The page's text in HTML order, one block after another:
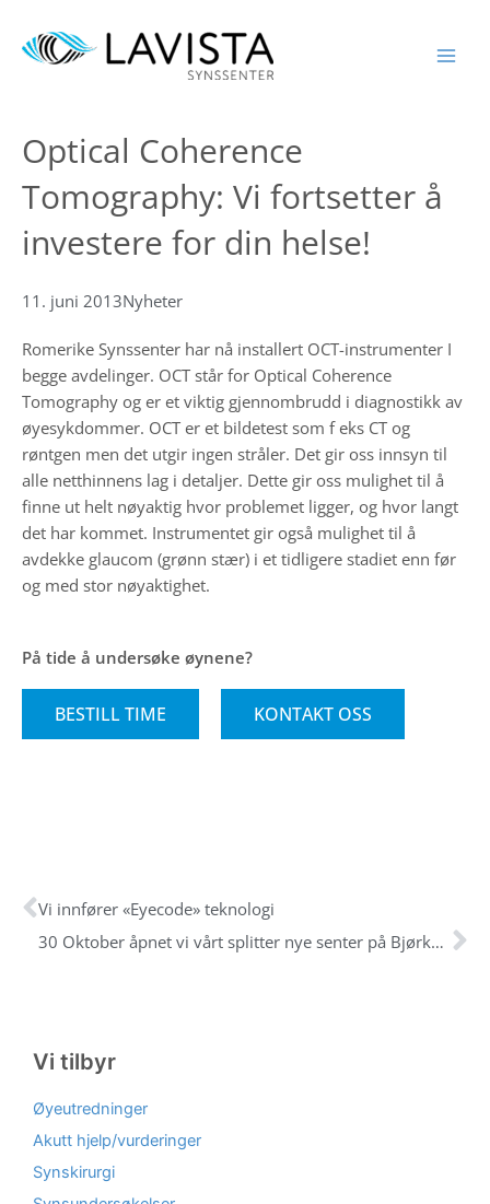
rett
Optical Coherence
Tomography: Vi fortsetter å
investere for din helse!
11. juni 2013Nyheter
Romerike Synssenter har nå installert OCT-instrumenter I
begge avdelinger. OCT står for Optical Coherence
Tomography og er et viktig gjennombrudd i diagnostikk av
øyesykdommer. OCT er et bildetest som f eks CT og
røntgen men det utgir ingen stråler. Det gir oss innsyn til
alle netthinnens lag i detaljer. Dette gir oss mulighet til å
finne ut helt nøyaktig hvor problemet ligger, og hvor langt
det har kommet. Instrumentet gir også mulighet til å
avdekke glaucom (grønn stær) i et tidligere stadiet enn før
og med stor nøyaktighet.
På tide å undersøke øynene?
BESTILL TIME KONTAKT OSS
Prev
Vi innfører «Eyecode» teknologi
30 Oktober åpnet vi vårt splitter nye senter på Bjørkelangen!
Vi tilbyr
Øyeutredninger
Akutt hjelp/vurderinger
Synskirurgi